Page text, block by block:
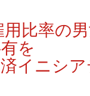
比率の
を
済イニシ